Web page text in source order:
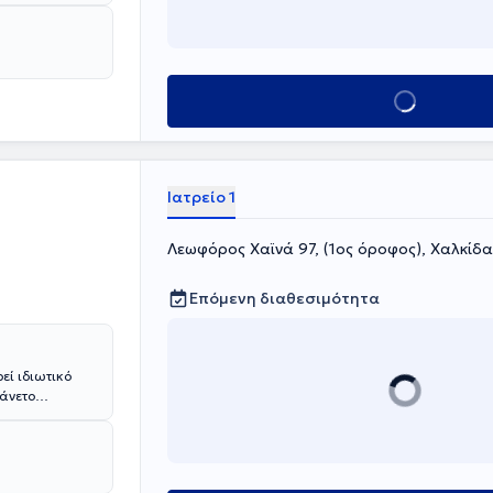
σεμινάρια.
και
Κλείσε ραντεβού
ιδιωτικό
Ιατρείο 1
Λεωφόρος Χαϊνά 97, (1ος όροφος),
Επόμενη διαθεσιμότητα